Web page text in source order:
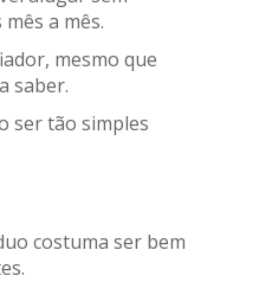
a mês.
mesmo que
saber.
ser tão simples
costuma ser bem